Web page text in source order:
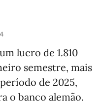
lucro de 1.810
semestre, mais
de 2025,
o banco alemão.